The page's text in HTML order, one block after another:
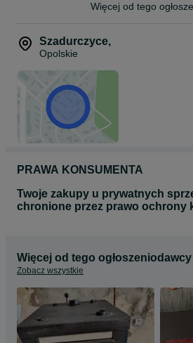
Więcej od tego
Szadurczyce,
Opolskie
PRAWA KONSUMENTA
Twoje zakupy u prywatnych
chronione przez prawo ochrony
Więcej od tego ogłoszeniodawcy
Zobacz wszystkie